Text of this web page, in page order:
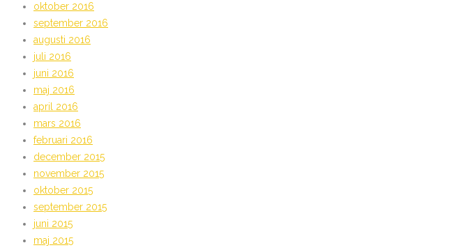
oktober 2016
september 2016
augusti 2016
juli 2016
juni 2016
maj 2016
april 2016
mars 2016
februari 2016
december 2015
november 2015
oktober 2015
september 2015
juni 2015
maj 2015